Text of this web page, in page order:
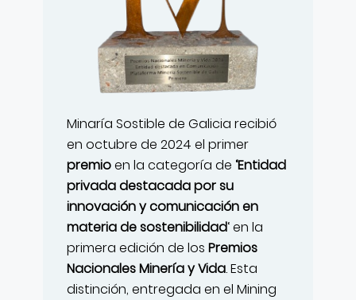
Minaría Sostible de Galicia recibió
en octubre de 2024 el primer
premioen la categoría de ‘Entidad
privada destacada por su
innovación y comunicación en
materia de sostenibilidad‘ en la
primera edición de los Premios
Nacionales Minería y Vida. Esta
distinción, entregada en el Mining